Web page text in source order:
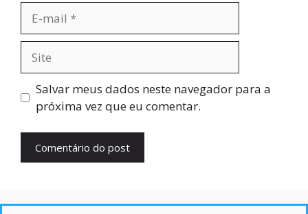
mail
Salvar meus dados neste navegador para a
próxima vez que eu comentar.